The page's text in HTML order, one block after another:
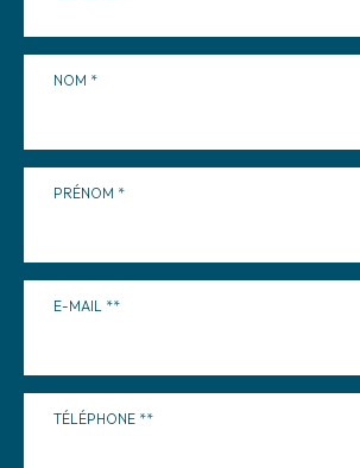
NOM
PRÉNOM
E-MAIL
TÉLÉPHONE